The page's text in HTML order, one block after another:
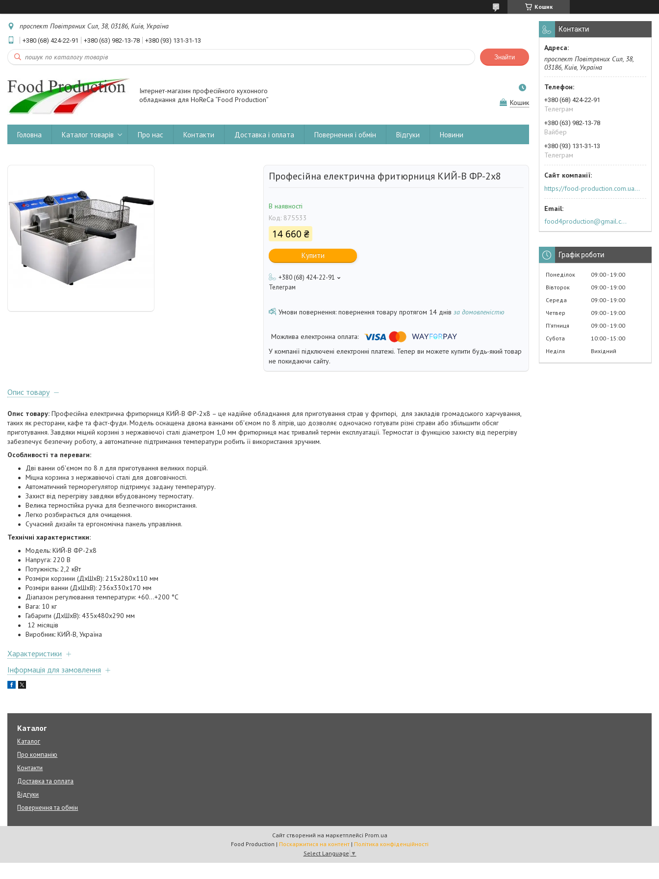
Кошик
проспект Повітряних Сил, 38, 03186, Київ, Україна
+380 (68) 424-22-91 +380 (63) 982-13-78 +380 (93) 131-31-13
Знайти
Інтернет-магазин професійного кухонного
обладнання для HoReCa “Food Production”
Кошик
Головна Каталог товарів Про нас Контакти Доставка і оплата Повернення і обмін Відгуки Новини
Професійна електрична фритюрниця КИЙ-В ФР-2х8
В наявності
Код: 875533
14 660 ₴
Купити
+380 (68) 424-22-91
Телеграм
повернення товару протягом 14 днів за домовленістю
У компанії підключені електронні платежі. Тепер ви можете купити будь-який товар
не покидаючи сайту.
Опис товару
Опис товару: Професійна електрична фритюрниця КИЙ-В ФР-2х8 – це надійне обладнання для приготування страв у фритюрі, для закладів громадського харчування,
таких як ресторани, кафе та фаст-фуди. Модель оснащена двома ваннами об'ємом по 8 літрів, що дозволяє одночасно готувати різні страви або збільшити обсяг
приготування. Завдяки міцній корзині з нержавіючої сталі діаметром 1,0 мм фритюрниця має тривалий термін експлуатації. Термостат із функцією захисту від перегріву
забезпечує безпечну роботу, а автоматичне підтримання температури робить її використання зручним.
Особливості та переваги:
Дві ванни об'ємом по 8 л для приготування великих порцій.
Міцна корзина з нержавіючої сталі для довговічності.
Автоматичний терморегулятор підтримує задану температуру.
Захист від перегріву завдяки вбудованому термостату.
Велика термостійка ручка для безпечного використання.
Легко розбирається для очищення.
Сучасний дизайн та ергономічна панель управління.
Технічні характеристики:
Модель: КИЙ-В ФР-2х8
Напруга: 220 В
Потужність: 2,2 кВт
Розміри корзини (ДхШхВ): 215х280х110 мм
Розміри ванни (ДхШхВ): 236х330х170 мм
Діапазон регулювання температури: +60…+200 °C
Вага: 10 кг
Габарити (ДхШхВ): 435х480х290 мм
12 місяців
Виробник: КИЙ-В, Україна
Характеристики
Інформація для замовлення
Контакти
проспект Повітряних Сил, 38,
03186, Київ, Україна
+380 (68) 424-22-91
Телеграм
+380 (63) 982-13-78
Вайбер
+380 (93) 131-31-13
Телеграм
https://food-production.com.ua/ua/
food4production@gmail.com
Графік роботи
Понеділок 09:00 19:00
Вівторок
09:00 19:00
Середа
09:00 19:00
Четвер
09:00 19:00
Пʼятниця
09:00 19:00
Субота
10:00 15:00
Неділя
Вихідний
Каталог
Каталог
Про компанію
Контакти
Доставка та оплата
Відгуки
Повернення та обмін
Сайт створений на маркетплейсі Prom.ua
Food Production | Поскаржитися на контент | Політика конфіденційності
Select Language ▼